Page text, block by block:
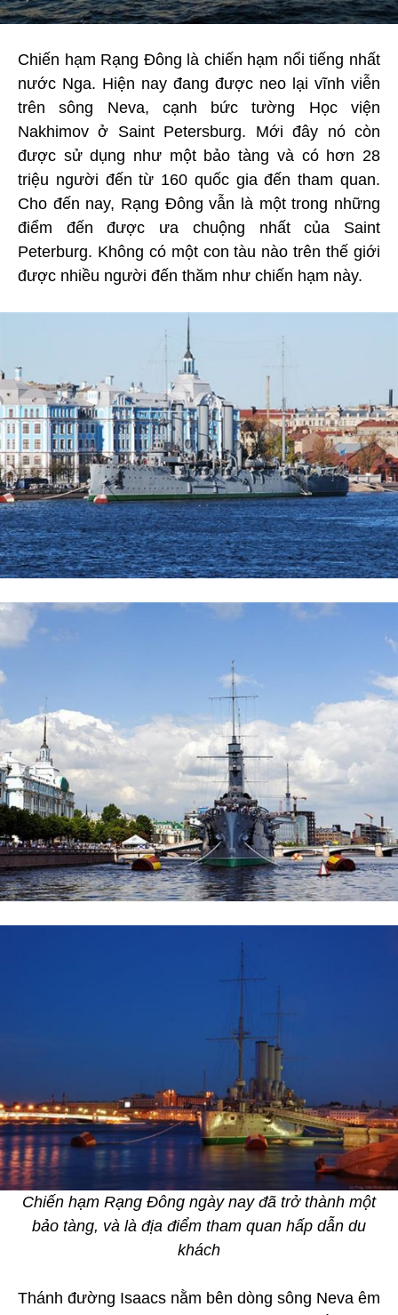
Chiến hạm Rạng Đông là chiến hạm nổi tiếng nhất
nước Nga. Hiện nay đang được neo lại vĩnh viễn
trên sông Neva, cạnh bức tường Học viện
Nakhimov ở Saint Petersburg. Mới đây nó còn
được sử dụng như một bảo tàng và có hơn 28
triệu người đến từ 160 quốc gia đến tham quan.
Cho đến nay, Rạng Đông vẫn là một trong những
điểm đến được ưa chuộng nhất của Saint
Peterburg. Không có một con tàu nào trên thế giới
được nhiều người đến thăm như chiến hạm này.
Chiến hạm Rạng Đông ngày nay đã trở thành một
bảo tàng, và là địa điểm tham quan hấp dẫn du
khách
Thánh đường Isaacs nằm bên dòng sông Neva êm